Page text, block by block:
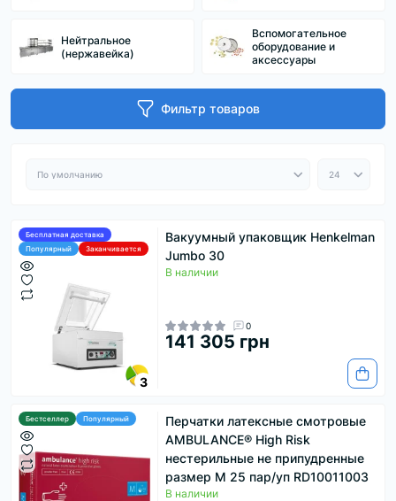
Нейтральное
(нержавейка)
Вспомогательное
оборудование и
аксессуары
Фильтр товаров
Бесплатная доставка
Популярный
Заканчивается
3
Вакуумный упаковщик Henkelman
Jumbo 30
В наличии
0
141 305 грн
Бестселлер Популярный
Перчатки латексные смотровые
AMBULANCE® High Risk
нестерильные не припудренные
размер M 25 пар/уп RD10011003
В наличии